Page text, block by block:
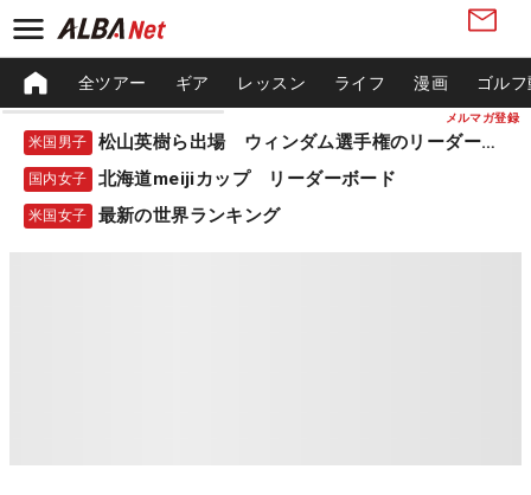
メルマガ登録
全ツアー ギア レッスン ライフ 漫画 ゴル
米国男子 松山英樹ら出場 ウィンダム選手権のリーダーボード
国内女子 北海道meijiカップ リーダーボード
米国女子 最新の世界ランキング